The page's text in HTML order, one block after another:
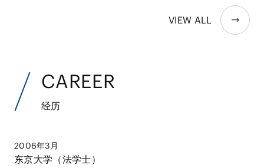
VIEW ALL
CAREER
经历
2006年3月
东京大学（法学士）